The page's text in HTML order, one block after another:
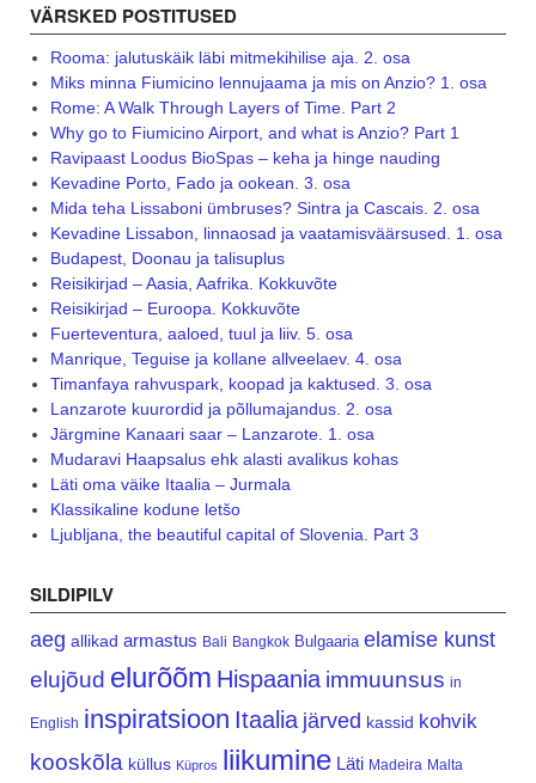
VÄRSKED POSTITUSED
Rooma: jalutuskäik läbi mitmekihilise aja. 2. osa
Miks minna Fiumicino lennujaama ja mis on Anzio? 1. osa
Rome: A Walk Through Layers of Time. Part 2
Why go to Fiumicino Airport, and what is Anzio? Part 1
Ravipaast Loodus BioSpas – keha ja hinge nauding
Kevadine Porto, Fado ja ookean. 3. osa
Mida teha Lissaboni ümbruses? Sintra ja Cascais. 2. osa
Kevadine Lissabon, linnaosad ja vaatamisväärsused. 1. osa
Budapest, Doonau ja talisuplus
Reisikirjad – Aasia, Aafrika. Kokkuvõte
Reisikirjad – Euroopa. Kokkuvõte
Fuerteventura, aaloed, tuul ja liiv. 5. osa
Manrique, Teguise ja kollane allveelaev. 4. osa
Timanfaya rahvuspark, koopad ja kaktused. 3. osa
Lanzarote kuurordid ja põllumajandus. 2. osa
Järgmine Kanaari saar – Lanzarote. 1. osa
Mudaravi Haapsalus ehk alasti avalikus kohas
Läti oma väike Itaalia – Jurmala
Klassikaline kodune letšo
Ljubljana, the beautiful capital of Slovenia. Part 3
SILDIPILV
aeg allikad armastus Bali Bangkok Bulgaaria elamise kunst
elujõud elurõõm Hispaania immuunsus in
English inspiratsioon Itaalia järved kassid kohvik
kooskõla küllus Küpros liikumine Läti Madeira Malta